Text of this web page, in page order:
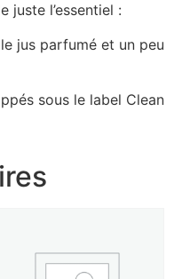
juste l’essentiel :
jus parfumé et un peu
sous le label Clean